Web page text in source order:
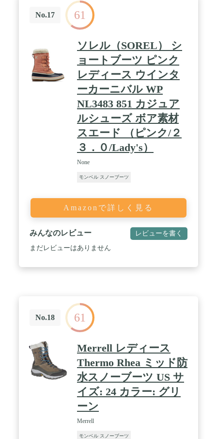
●ウィンターブーツ 防水 防滑 保温 ファスナ
ー 雪国 寒冷地仕様 浸みない 温かい ブラッ
ク カーキ ブラウン ブルー ネイビー●YU7325
010 286 367 472●COLUMBIA CHAKEIPIA TALL
24.0cm（USA6）、25.0cm（USA7）、
26.0cm（USA8）、27.0cm（USA9）、
28.0cm（USA10）、29.0cm（USA11）
No.17 61
ソレル（SOREL） シ
ョートブーツ ピンク
レディース ウインタ
ーカーニバル WP
NL3483 851 カジュア
ルシューズ ボア素材
スエード （ピンク/２
３．０/Lady's）
None
モンベル スノーブーツ
Amazonで詳しく見る
みんなのレビュー レビューを書く
まだレビューはありません
No.18 61
Merrell レディース
Thermo Rhea ミッド防
水スノーブーツ US サ
イズ: 24 カラー: グリ
ーン
Merrell
モンベル スノーブーツ